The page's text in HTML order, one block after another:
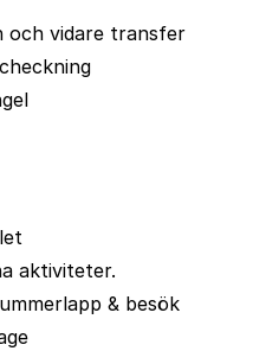
ett glas av regionens
tillsammans med ost,
löparglädje
lika mycket om
loppet. Många löpare
banan möts du av
från publik och
och vidare transfer
aktiviteter.
& besök